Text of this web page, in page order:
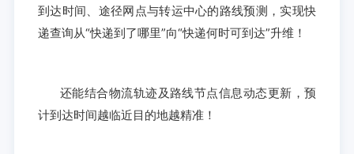
到达时间、途径网点与转运中心的路线预测，实现快
递查询从“快递到了哪里”向“快递何时可到达”升维！
还能结合物流轨迹及路线节点信息动态更新，预
计到达时间越临近目的地越精准！